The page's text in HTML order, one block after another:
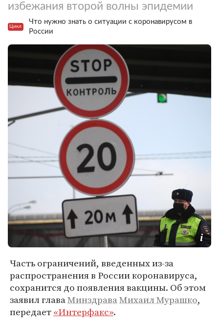
избежания второй волны эпидемии
Цикл
Что нужно знать о ситуации с коронавирусом в
России
Часть ограничений, введенных из-за
распространения в России коронавируса,
сохранится до появления вакцины. Об этом
заявил главаМинздраваМихаил Мурашко,
передает«Интерфакс».